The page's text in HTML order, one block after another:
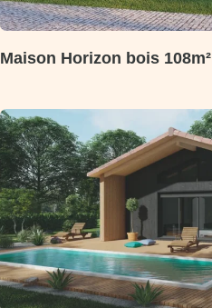
Maison Horizon bois 108m²